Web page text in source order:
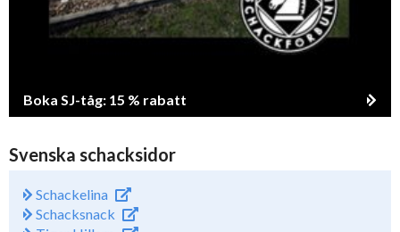
Boka SJ-tåg: 15 % rabatt
Svenska schacksidor
Schackelina
Schacksnack